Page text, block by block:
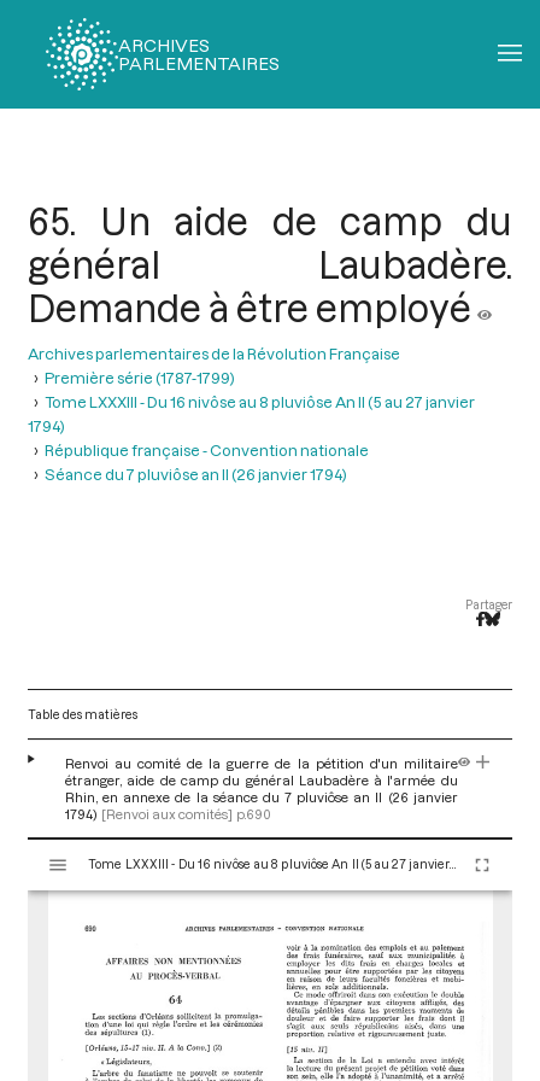
ARCHIVES
PARLEMENTAIRES
65. Un aide de camp du
général Laubadère.
Demande à être employé
Archives parlementaires de la Révolution Française
Première série (1787-1799)
Tome LXXXIII - Du 16 nivôse au 8 pluviôse An II (5 au 27 janvier
1794)
République française - Convention nationale
Séance du 7 pluviôse an II (26 janvier 1794)
Partager
Table des matières
Renvoi au comité de la guerre de la pétition d'un militaire
étranger, aide de camp du général Laubadère à l'armée du
Rhin, en annexe de la séance du 7 pluviôse an II (26 janvier
1794) [Renvoi aux comités] p.690
s